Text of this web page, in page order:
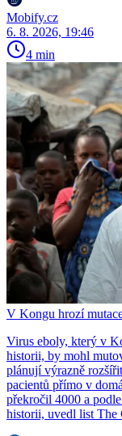
Mobify.cz
6. 8. 2026, 19:46
4 min
V Kongu hrozí
Virus eboly, který v
historii, by mohl
plánují výrazně
pacientů přímo v
překročil 4000 a
historii, uvedl list The